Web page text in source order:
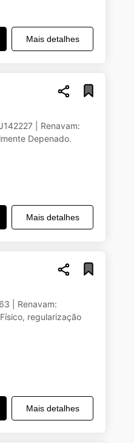
Mais detalhes
| Renavam:
Depenado.
Mais detalhes
| Renavam:
regularização
Mais detalhes